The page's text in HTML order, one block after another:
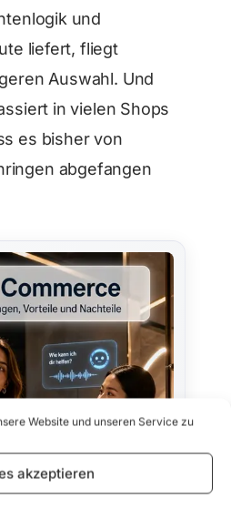
Website und unseren Service zu
akzeptieren
und
liefert, fliegt
Auswahl. Und
in vielen Shops
es bisher von
abgefangen